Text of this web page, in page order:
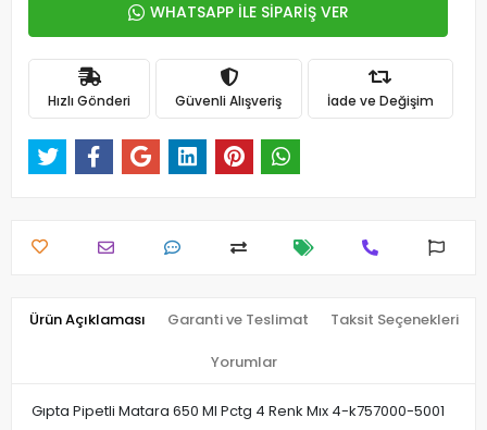
WHATSAPP İLE SİPARİŞ VER
Hızlı Gönderi Güvenli Alışveriş İade ve Değişim
Ürün Açıklaması Garanti ve Teslimat Taksit Seçenekleri
Yorumlar
Gıpta Pipetli Matara 650 Ml Pctg 4 Renk Mıx 4-k757000-5001